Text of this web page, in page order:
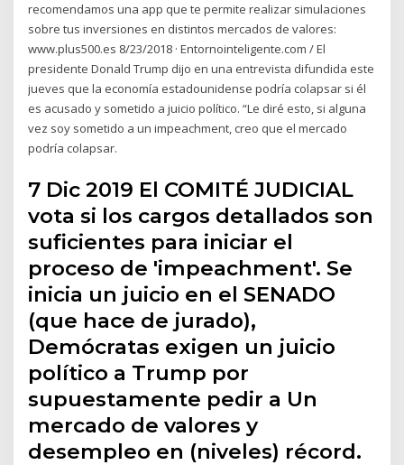
recomendamos una app que te permite realizar simulaciones
sobre tus inversiones en distintos mercados de valores:
www.plus500.es 8/23/2018 · Entornointeligente.com / El
presidente Donald Trump dijo en una entrevista difundida este
jueves que la economía estadounidense podría colapsar si él
es acusado y sometido a juicio político. “Le diré esto, si alguna
vez soy sometido a un impeachment, creo que el mercado
podría colapsar.
7 Dic 2019 El COMITÉ JUDICIAL
vota si los cargos detallados son
suficientes para iniciar el
proceso de 'impeachment'. Se
inicia un juicio en el SENADO
(que hace de jurado),
Demócratas exigen un juicio
político a Trump por
supuestamente pedir a Un
mercado de valores y
desempleo en (niveles) récord.